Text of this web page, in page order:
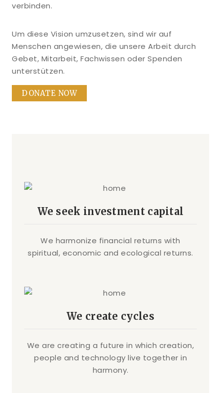
verbinden.
Um diese Vision umzusetzen, sind wir auf
Menschen angewiesen, die unsere Arbeit durch
Gebet, Mitarbeit, Fachwissen oder Spenden
unterstützen.
DONATE NOW
We seek investment capital
We harmonize financial returns with
spiritual, economic and ecological returns.
We create cycles
We are creating a future in which creation,
people and technology live together in
harmony.